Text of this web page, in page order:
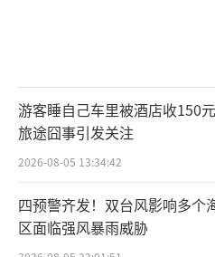
游客睡自己车里被酒店收150
旅途囧事引发关注
2026-08-05 13:34:42
四预警齐发！双台风影响多个
区面临强风暴雨威胁